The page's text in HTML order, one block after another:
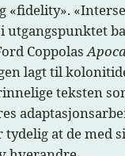
«fidelity».
utgangspunktet
Coppolas
lagt til
teksten
at de med